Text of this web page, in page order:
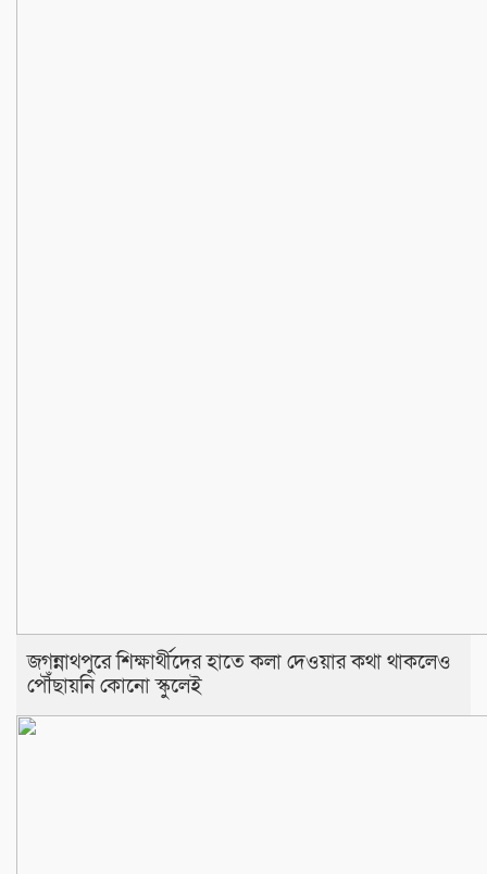
জগন্নাথপুরে শিক্ষার্থীদের হাতে কলা দেওয়ার কথা থাকলেও
পৌঁছায়নি কোনো স্কুলেই